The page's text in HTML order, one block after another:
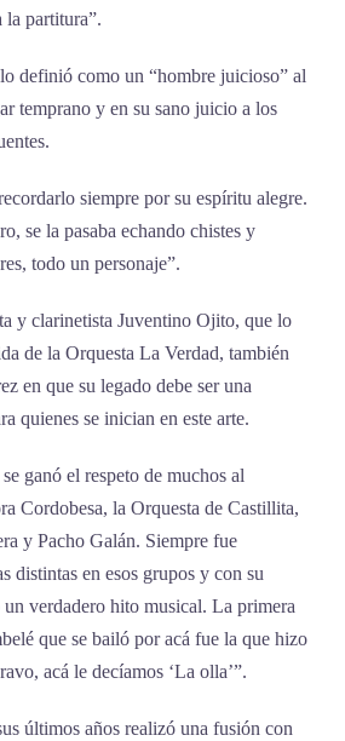
la partitura”.
definió como un “hombre juicioso” al
temprano y en su sano juicio a los
siempre por su espíritu alegre.
se la pasaba echando chistes y
todo un personaje”.
y clarinetista Juventino Ojito, que lo
de la Orquesta La Verdad, también
en que su legado debe ser una
quienes se inician en este arte.
ganó el respeto de muchos al
Cordobesa, la Orquesta de Castillita,
y Pacho Galán. Siempre fue
distintas en esos grupos y con su
verdadero hito musical. La primera
que se bailó por acá fue la que hizo
acá le decíamos ‘La olla’”.
últimos años realizó una fusión con